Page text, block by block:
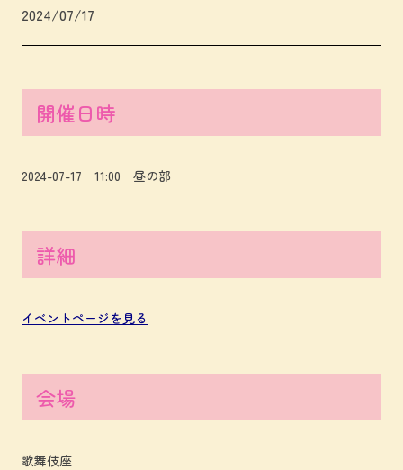
2024/07/17
開催日時
2024-07-17 11:00 昼の部
詳細
イベントページを見る
会場
歌舞伎座